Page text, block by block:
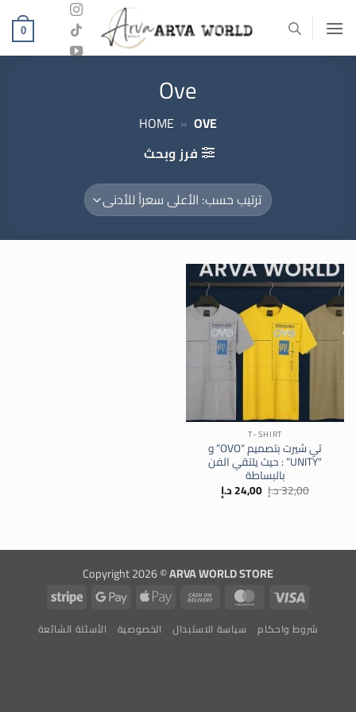
للمحتوى
0
Ove
HOME » OVE
فرز وبحث
T- SHIRT
تي شيرت بتصميم “OVO” و
“UNITY” : حيث يلتقي الفن
بالبساطة
32,00د.إ السعر
الأصلي
24,00د.إالحالي
Copyright 2026 ©ARVA WORLD STORE
MasterCard
Cash
Delivery
Apple
Google
Stripe
شروط واحكام سياسة الاستبدال الخصوصية الأسئلة الشائعة